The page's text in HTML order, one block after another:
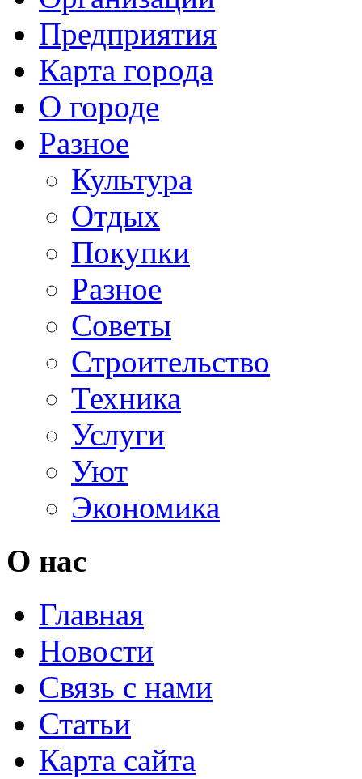
Предприятия
Карта города
О городе
Разное
Культура
Отдых
Покупки
Разное
Советы
Строительство
Техника
Услуги
Уют
Экономика
О нас
Главная
Новости
Связь с нами
Статьи
Карта сайта